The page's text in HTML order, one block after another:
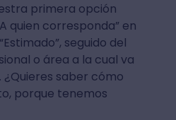
primera opción
quien corresponda” en
seguido del
o área a la cual va
¿Quieres saber cómo
porque tenemos